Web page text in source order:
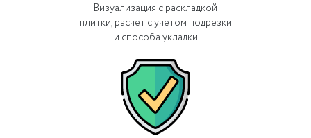
Визуализация с раскладкой
плитки, расчет с учетом подрезки
и способа укладки